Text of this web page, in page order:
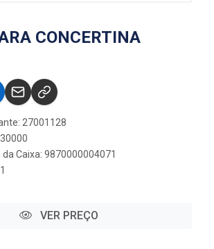
CONCERTINA
27001128
Caixa: 9870000004071
VER PREÇO